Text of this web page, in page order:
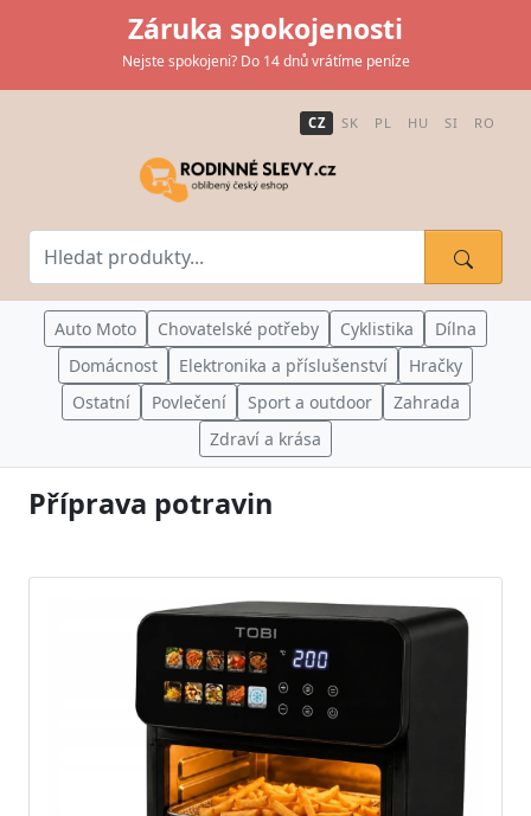
Záruka spokojenosti
Nejste spokojeni? Do 14 dnů vrátíme peníze
CZ SK PL HU SI RO
Auto Moto Chovatelské potřeby Cyklistika
Dílna
Domácnost
Elektronika a příslušenství
Hračky
Ostatní
Povlečení Sport a outdoor
Zahrada
Zdraví a krása
Příprava potravin